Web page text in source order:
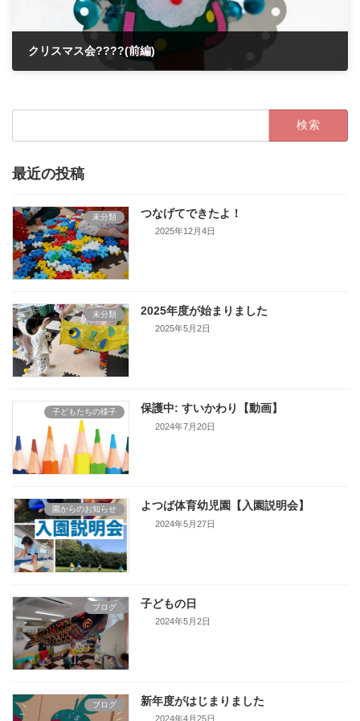
クリスマス会????(前編)
検
最近の投稿
未分類 つなげてできたよ！
2025年12月4日
未分類 2025年度が始まりました
2025年5月2日
子どもたちの様子 保護中: すいかわり【動画】
2024年7月20日
園からのお知らせ よつば体育幼児園【入園説明会】
2024年5月27日
ブログ 子どもの日
2024年5月2日
ブログ 新年度がはじまりました
2024年4月25日